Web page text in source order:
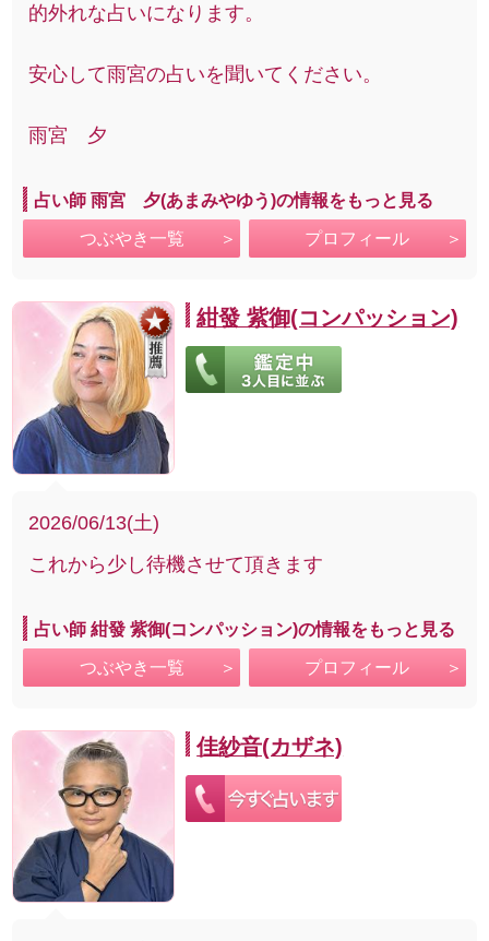
的外れな占いになります。
安心して雨宮の占いを聞いてください。
雨宮 夕
占い師 雨宮 夕(あまみやゆう)の情報をもっと見る
つぶやき一覧 プロフィール
紺發 紫御(コンパッション)
2026/06/13(土)
これから少し待機させて頂きます
占い師 紺發 紫御(コンパッション)の情報をもっと見る
つぶやき一覧 プロフィール
佳紗音(カザネ)